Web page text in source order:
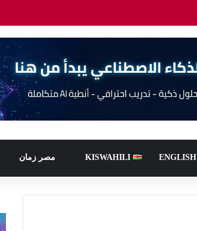
ENGLISH
KISWAHILI مصر زمان